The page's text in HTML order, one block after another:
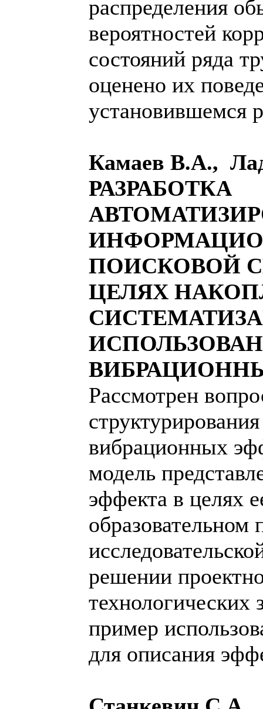
распределения
вероятностей
состояний ряда
оценено их
установившемся
Камаев В.А.,
РАЗРАБОТКА
ПОИСКОВОЙ
ЦЕЛЯХ
Рассмотрен
вибрационных
модель
эффекта в целях
образовательном
решении
технологических
пример
для описания